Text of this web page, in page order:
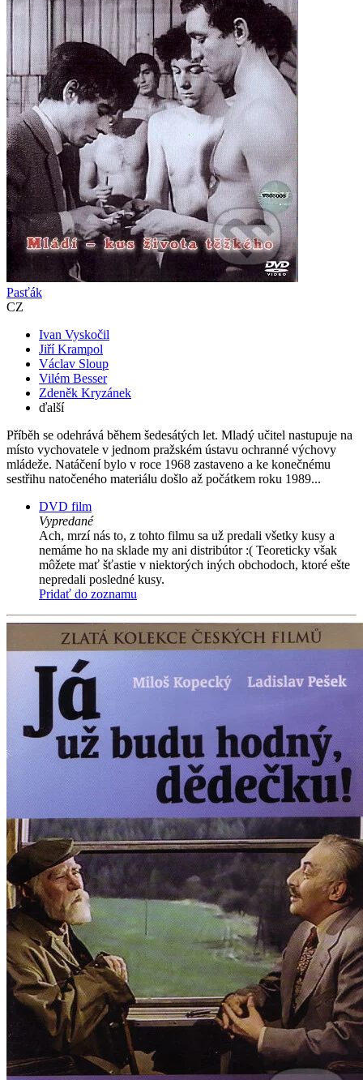
Pasťák
CZ
Ivan Vyskočil
Jiří Krampol
Václav Sloup
Vilém Besser
Zdeněk Kryzánek
ďalší
Příběh se odehrává během šedesátých let. Mladý učitel nastupuje na
místo vychovatele v jednom pražském ústavu ochranné výchovy
mládeže. Natáčení bylo v roce 1968 zastaveno a ke konečnému
sestřihu natočeného materiálu došlo až počátkem roku 1989...
DVD film
Vypredané
Ach, mrzí nás to, z tohto filmu sa už predali všetky kusy a
nemáme ho na sklade my ani distribútor :( Teoreticky však
môžete mať šťastie v niektorých iných obchodoch, ktoré ešte
nepredali posledné kusy.
Pridať do zoznamu